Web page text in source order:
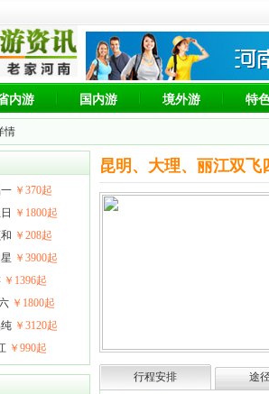
内游 国内游 境外游 特
情
￥370起
￥1800起
￥208起
￥3900起
￥1396起
￥1800起
￥3120起
￥990起
昆明、大理、丽江双飞
行程安排 途